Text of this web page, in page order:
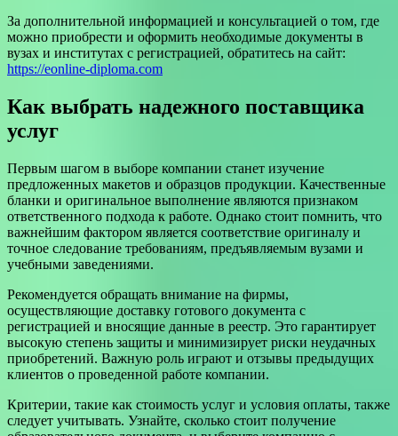
За дополнительной информацией и консультацией о том, где
можно приобрести и оформить необходимые документы в
вузах и институтах с регистрацией, обратитесь на сайт:
https://eonline-diploma.com
Как выбрать надежного поставщика
услуг
Первым шагом в выборе компании станет изучение
предложенных макетов и образцов продукции. Качественные
бланки и оригинальное выполнение являются признаком
ответственного подхода к работе. Однако стоит помнить, что
важнейшим фактором является соответствие оригиналу и
точное следование требованиям, предъявляемым вузами и
учебными заведениями.
Рекомендуется обращать внимание на фирмы,
осуществляющие доставку готового документа с
регистрацией и вносящие данные в реестр. Это гарантирует
высокую степень защиты и минимизирует риски неудачных
приобретений. Важную роль играют и отзывы предыдущих
клиентов о проведенной работе компании.
Критерии, такие как стоимость услуг и условия оплаты, также
следует учитывать. Узнайте, сколько стоит получение